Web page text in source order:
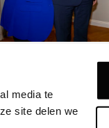
media te
site delen we